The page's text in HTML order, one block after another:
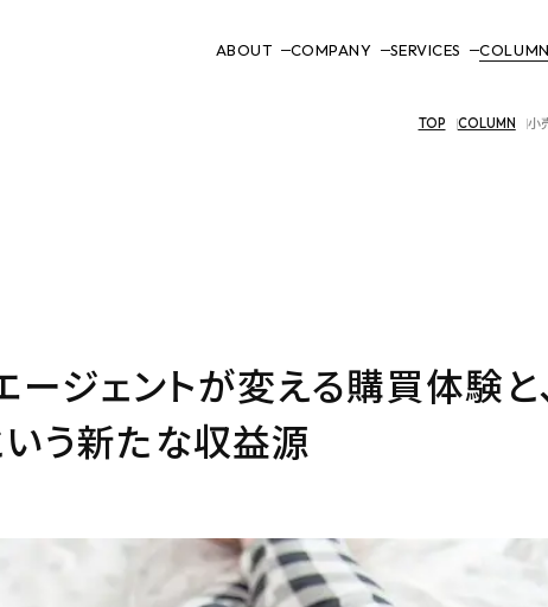
ABOUT COMPANY SERVICES COLUMN
TOP COLUMN 小
ージェントが変える購買体験と
いう新たな収益源